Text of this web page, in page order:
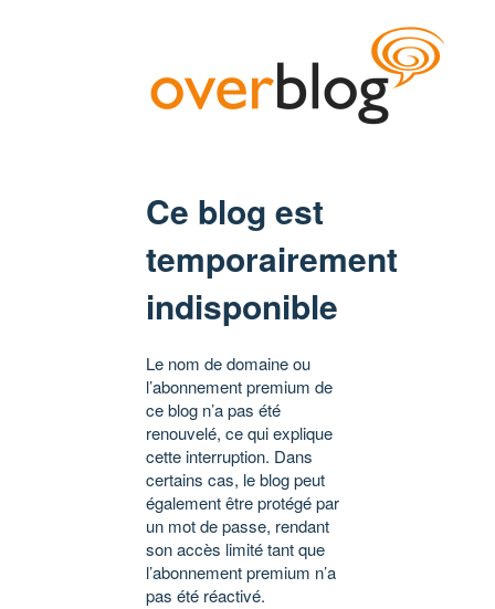
Ce blog est
temporairement
indisponible
Le nom de domaine ou
l’abonnement premium de
ce blog n’a pas été
renouvelé, ce qui explique
cette interruption. Dans
certains cas, le blog peut
également être protégé par
un mot de passe, rendant
son accès limité tant que
l’abonnement premium n’a
pas été réactivé.